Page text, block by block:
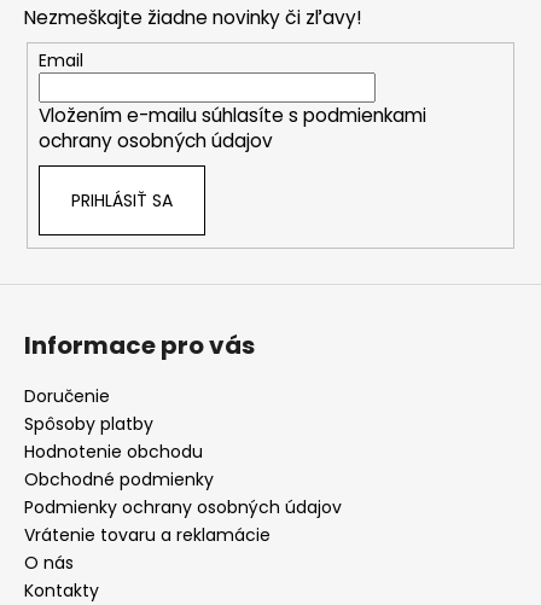
Nezmeškajte žiadne novinky či zľavy!
Email
Vložením e-mailu súhlasíte s podmienkami
ochrany osobných údajov
PRIHLÁSIŤ SA
Informace pro vás
Doručenie
Spôsoby platby
Hodnotenie obchodu
Obchodné podmienky
Podmienky ochrany osobných údajov
Vrátenie tovaru a reklamácie
O nás
Kontakty